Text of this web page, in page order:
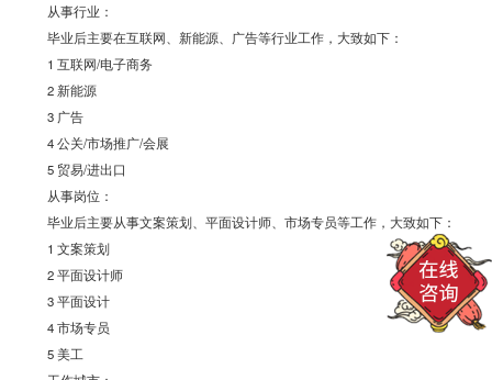
从事行业：
毕业后主要在互联网、新能源、广告等行业工作，大致如下：
1 互联网/电子商务
2 新能源
3 广告
4 公关/市场推广/会展
5 贸易/进出口
从事岗位：
毕业后主要从事文案策划、平面设计师、市场专员等工作，大致如下：
1 文案策划
2 平面设计师
3 平面设计
4 市场专员
5 美工